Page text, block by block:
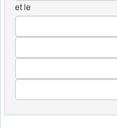
et le